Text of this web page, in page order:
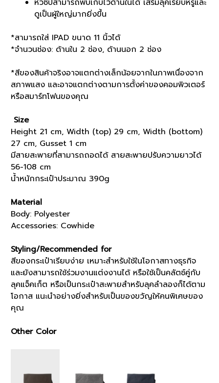
ดูเป็นผู้ใหญ่มากยิ่งขึ้น
*สามารถใส่ IPAD ขนาด 11 นิ้วได้
*จำนวนช่อง: ด้านใน 2 ช่อง, ด้านนอก 2 ช่อง
*สีของสินค้าจริงอาจแตกต่างเล็กน้อยจากในภาพเนื่องจาก
สภาพแสง และอาจแตกต่างตามการตั้งค่าของคอมพิวเตอร์
หรือสมาร์ทโฟนของคุณ
Size
Height 21 cm, Width (top) 29 cm, Width (bottom)
27 cm, Gusset 1 cm
มีสายสะพายที่สามารถถอดได้ สายสะพายปรับความยาวได้
56-108 cm
น้ำหนักกระเป๋าประมาณ 390g
Material
Body: Polyester
Accessories: Cowhide
Styling/Recommended for
สีของกระเป๋าเรียบง่าย เหมาะสำหรับใช้ในโอกาสทางธุรกิจ
และยังสามารถใช้ร่วมงานแต่งงานได้ หรือใช้เป็นคลัตช์คู่กับ
ลุคแจ็คเก็ต หรือเป็นกระเป๋าสะพายสำหรับลุคลำลองก็ได้ตาม
โอกาส แนะนำอย่างยิ่งสำหรับเป็นของขวัญให้คนพิเศษของ
คุณ
Other Color